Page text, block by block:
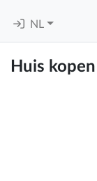
NL
Huis kopen